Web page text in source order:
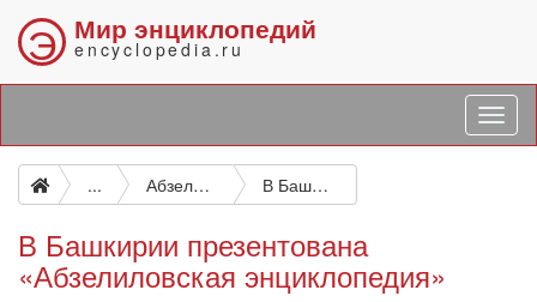
Э Мир энциклопедий
encyclopedia.ru
... Абзелиловская энциклопедия В Башкирии презентована «Абзелиловская энциклопедия»
В Башкирии презентована
«Абзелиловская энциклопедия»